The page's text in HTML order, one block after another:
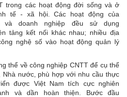
trong các hoạt động đời sống và ở
tế - xã hội. Các hoạt động của
và doanh nghiệp đều sử dụng
tảng kết nối khác nhau; nhiều địa
nghệ số vào hoạt động quản lý
thể về công nghiệp CNTT để cụ thể
nước, phù hợp với nhu cầu thực
được Việt Nam tích cực nghiên
và dần hoàn thiện. Bước đầu